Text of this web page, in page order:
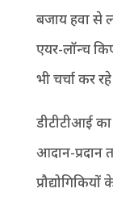
बजाय हवा से
एयर-लॉन्च
भी चर्चा कर
डीटीटीआई का
आदान-प्रदान